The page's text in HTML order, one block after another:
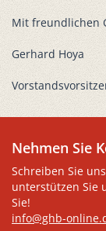
Mit freundlichen
Gerhard Hoya
Nehmen Sie
Schreiben Sie
unterstützen Sie
Sie!
info@ghb-